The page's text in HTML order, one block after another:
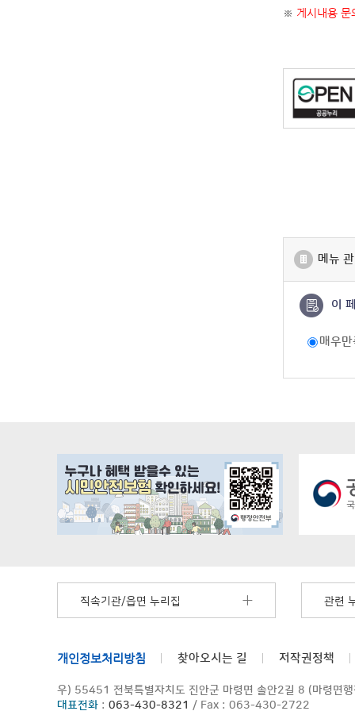
※ 게시내용
메뉴
이
매우만
직속기관/읍면 누리집 관련
개인정보처리방침 찾아오시는 길 저작권정책
우) 55451 전북특별자치도 진안군 마령면 솔안2길 8 (마령면행
대표전화 : 063-430-8321 / Fax : 063-430-2722